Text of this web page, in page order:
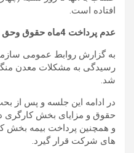
افتاده است.
عدم پرداخت 4ماه حقوق وحق بیمه کارگران معدن منگنز ونارچ
به گزارش روابط عمومی
رسیدگی به مشکلات معدن
شد.
در ادامه این جلسه و پس از
حقوق و مزایای بخش کارگری
و همچنین پرداخت بیمه بخش
های شرکت قرار گیرد.